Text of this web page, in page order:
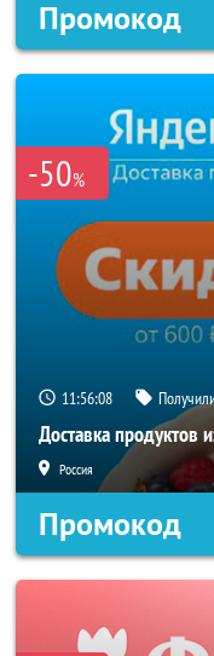
Промокод
-50%
11:56:06
Доставка продуктов
Россия
Промокод